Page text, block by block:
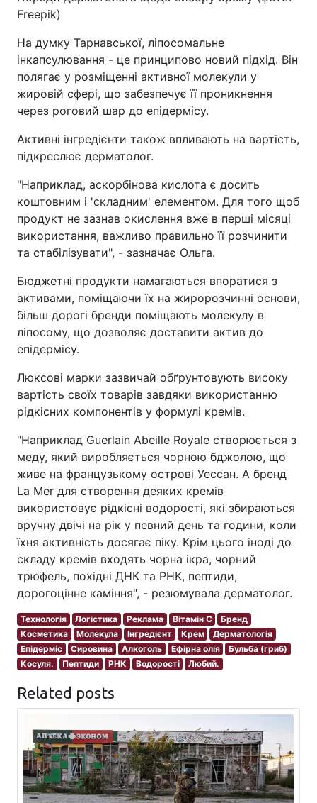
Freepik)
На думку Тарнавської, ліпосомальне
інкапсулювання - це принципово новий підхід. Він
полягає у розміщенні активної молекули у
жировій сфері, що забезпечує її проникнення
через роговий шар до епідермісу.
Активні інгредієнти також впливають на вартість,
підкреслює дерматолог.
"Наприклад, аскорбінова кислота є досить
коштовним і 'складним' елементом. Для того щоб
продукт не зазнав окислення вже в перші місяці
використання, важливо правильно її розчинити
та стабілізувати", - зазначає Ольга.
Бюджетні продукти намагаються впоратися з
активами, поміщаючи їх на жиророзчинні основи,
більш дорогі бренди поміщають молекулу в
ліпосому, що дозволяє доставити актив до
епідермісу.
Люксові марки зазвичай обґрунтовують високу
вартість своїх товарів завдяки використанню
рідкісних компонентів у формулі кремів.
"Наприклад Guerlain Abeille Royale створюється з
меду, який виробляється чорною бджолою, що
живе на французькому острові Уессан. А бренд
La Mer для створення деяких кремів
використовує рідкісні водорості, які збираються
вручну двічі на рік у певний день та години, коли
їхня активність досягає піку. Крім цього іноді до
складу кремів входять чорна ікра, чорний
трюфель, похідні ДНК та РНК, пептиди,
дорогоцінне каміння", - резюмувала дерматолог.
Технологія Логістика Реклама Вітамін С
Бренд
Косметика
Молекула Інгредієнт Крем
Дерматологія
Епідерміс
Сировина Алкоголь Ефірна олія
Бульба (гриб)
Косуля.
Пептиди РНК Водорості Любий.
Related posts